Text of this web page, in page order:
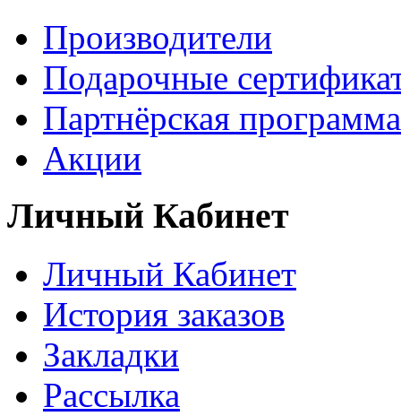
Производители
Подарочные
Партнёрская программа
Акции
Личный Кабинет
Личный Кабинет
История заказов
Закладки
Рассылка